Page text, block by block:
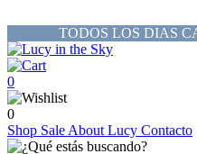
TODOS LOS DIAS
0
0
Shop Sale About Lucy Contacto